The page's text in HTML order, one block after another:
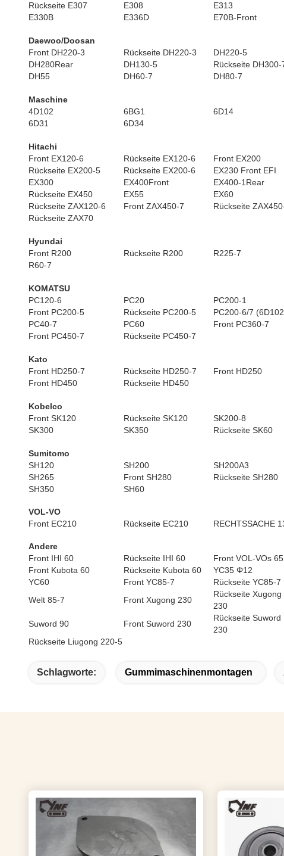
Rückseite E307
E308 E313
E330B
E336D E70B-Front
Daewoo/Doosan
Front DH220-3
Rückseite DH220-3 DH220-5
DH280Rear
DH130-5 Rückseite DH300-
DH55
DH60-7 DH80-7
Maschine
4D102
6BG1 6D14
6D31
6D34
Hitachi
Front EX120-6
Rückseite EX120-6 Front EX200
Rückseite EX200-5
Rückseite EX200-6 EX230 Front EFI
EX300
EX400Front EX400-1Rear
Rückseite EX450
EX55 EX60
Rückseite ZAX120-6
Front ZAX450-7 Rückseite
Rückseite ZAX70
Hyundai
Front R200
Rückseite R200 R225-7
R60-7
KOMATSU
PC120-6
PC20 PC200-1
Front PC200-5
Rückseite PC200-5 PC200-6/7
PC40-7
PC60 Front PC360-7
Front PC450-7
Rückseite PC450-7
Kato
Front HD250-7
Rückseite HD250-7 Front HD250
Front HD450
Rückseite HD450
Kobelco
Front SK120
Rückseite SK120 SK200-8
SK300
SK350 Rückseite SK60
Sumitomo
SH120
SH200 SH200A3
SH265
Front SH280 Rückseite SH280
SH350
SH60
VOL-VO
Front EC210
Rückseite EC210 RECHTSSACHE
Andere
Front IHI 60
Rückseite IHI 60 Front VOL-VOs 65
Front Kubota 60
Rückseite Kubota 60 YC35 Φ12
YC60
Front YC85-7 Rückseite YC85-7
Welt 85-7
Front Xugong 230
Rückseite Xugong
230
Suword 90 Front Suword 230
Rückseite Suword
230
Rückseite Liugong 220-5
Schlagworte: Gummimaschinenmontagen